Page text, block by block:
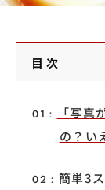
目次
「写真
の？い
簡単3